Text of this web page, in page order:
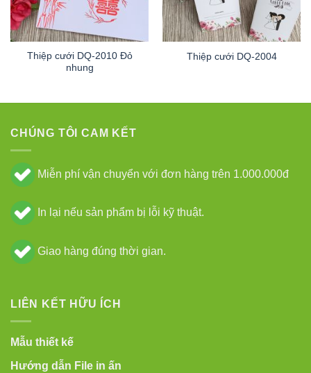
Thiệp cưới DQ-2010 Đỏ
nhung
Thiệp cưới DQ-2004
CHÚNG TÔI CAM KẾT
Miễn phí vận chuyển với đơn hàng trên 1.000.000đ
In lại nếu sản phẩm bị lỗi kỹ thuật.
Giao hàng đúng thời gian.
LIÊN KẾT HỮU ÍCH
Mẫu thiết kế
Hướng dẫn File in ấn